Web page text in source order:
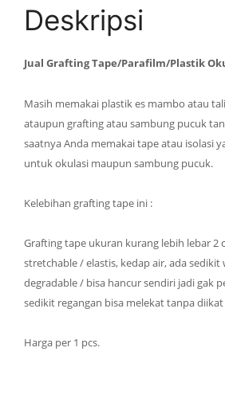
Deskripsi
Jual Grafting Tape/Parafilm/Plastik
Masih memakai plastik es mambo atau
ataupun grafting atau sambung pucuk
saatnya Anda memakai tape atau isolasi
untuk okulasi maupun sambung pucuk.
Kelebihan grafting tape ini :
Grafting tape ukuran kurang lebih lebar 2
stretchable / elastis, kedap air, ada sedikit
degradable / bisa hancur sendiri jadi gak
sedikit regangan bisa melekat tanpa
Harga per 1 pcs.